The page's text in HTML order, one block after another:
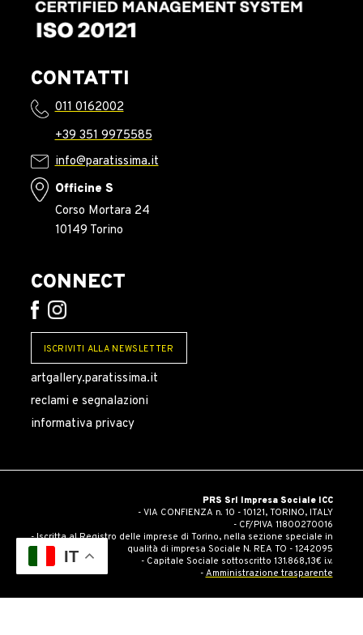
CONTATTI
011 0162002
+39 351 9975585
info@paratissima.it
Officine S
Corso Mortara 24
10149 Torino
CONNECT
ISCRIVITI ALLA NEWSLETTER
artgallery.paratissima.it
reclami e segnalazioni
informativa privacy
PRS Srl Impresa Sociale ICC
- VIA CONFIENZA n. 10 - 10121, TORINO, ITALY
- CF/PIVA 11800270016
- Iscritta al Registro delle imprese di Torino, nella sezione speciale in
qualità di impresa Sociale N. REA TO - 1242095
- Capitale Sociale sottoscritto 131.868,13€ i.v.
- Amministrazione trasparente
IT